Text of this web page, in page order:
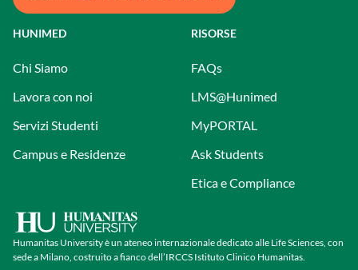
Humanitas University è un ateneo internazionale dedicato alle Life Sciences, con
sede a Milano, costruito a fianco dell’IRCCS Istituto Clinico Humanitas.
HUNIMED
Chi Siamo
Lavora con noi
Servizi Studenti
Campus e Residenze
RISORSE
FAQs
LMS@Hunimed
MyPORTAL
Ask Students
Etica e Compliance